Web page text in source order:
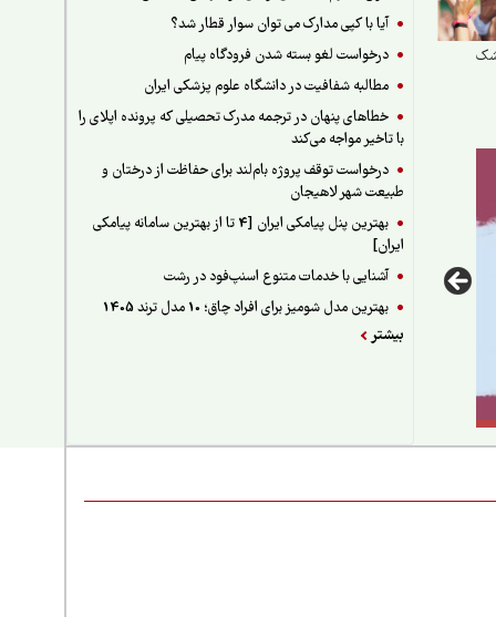
آیا با کپی مدارک می توان سوار قطار شد؟
درخواست لغو بسته شدن فرودگاه پیام
مطالبه شفافیت در دانشگاه علوم پزشکی ایران
خطاهای پنهان در ترجمه مدرک تحصیلی که پرونده اپلای را
با تاخیر مواجه می‌کند
درخواست توقف پروژه بام‌لند برای حفاظت از درختان و
طبیعت شهر لاهیجان
بهترین پنل پیامکی ایران [4 تا از بهترین سامانه پیامکی
ایران]
آشنایی با خدمات متنوع اسنپ‌فود در رشت
بهترین مدل شومیز برای افراد چاق؛ 10 مدل ترند 1405
بیشتر